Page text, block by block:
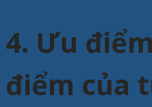
4. Ưu
điểm của